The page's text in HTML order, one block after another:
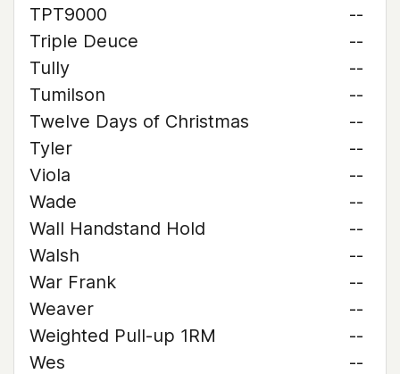
TPT9000
--
Triple Deuce
--
Tully
--
Tumilson
--
Twelve Days of Christmas
--
Tyler
--
Viola
--
Wade
--
Wall Handstand Hold
--
Walsh
--
War Frank
--
Weaver
--
Weighted Pull-up 1RM
--
Wes
--